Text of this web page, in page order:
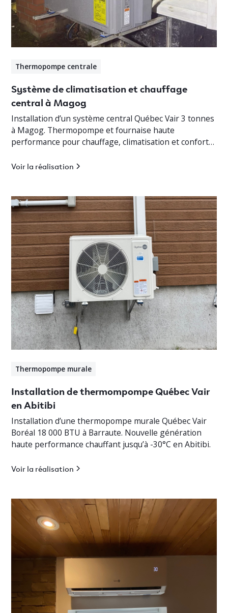
Thermopompe centrale
Système de climatisation et chauffage
central à Magog
Installation d’un système central Québec Vair 3 tonnes
à Magog. Thermopompe et fournaise haute
performance pour chauffage, climatisation et confort
Voir la réalisation
Thermopompe murale
Installation de thermompompe Québec Vair
en Abitibi
Installation d’une thermopompe murale Québec Vair
Boréal 18 000 BTU à Barraute. Nouvelle génération
haute performance chauffant jusqu’à -30°C en Abitibi.
Voir la réalisation